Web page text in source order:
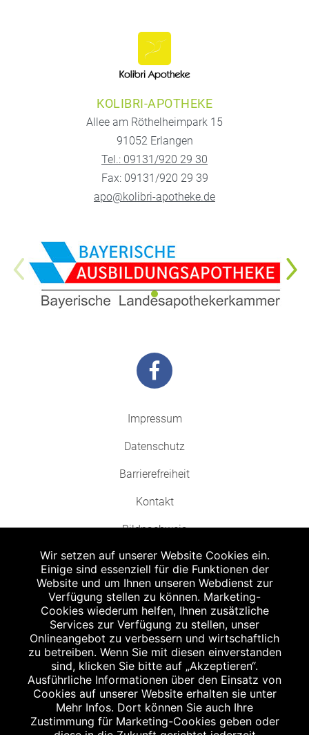
KOLIBRI-APOTHEKE
Allee am Röthelheimpark 15
91052 Erlangen
Tel.: 09131/920 29 30
Fax: 09131/920 29 39
apo@kolibri-apotheke.de
Impressum
Datenschutz
Barrierefreiheit
Kontakt
Bildnachweis
Abgabe in haushaltsüblichen Mengen, solange der Vorrat reicht. Für Druck-
und Satzfehler keine Haftung.
Zu Risiken und Nebenwirkungen lesen Sie die Packungsbeilage und fragen
Sie Ihren Arzt oder Apotheker.
Angabe nach der deutschen Arzneimitteltaxe Apothekenerstattungspreis
(AEP). Der AEP ist keine unverbindliche Preisempfehlung der Hersteller. Der
AEP ist ein von den Apotheken in Ansatz gebrachter Preis für rezeptfreie
Arzneimittel. Er entspricht in der Höhe dem für Apotheken verbindlichen
Abgabepreis, zu dem eine Apotheke in bestimmten Fällen (z.B. bei Kindern
unter 12 Jahren) das Produkt mit der gesetzlichen Krankenversicherung
abrechnet. Der AEP ist der allgemeine Erstattungspreis im Falle einer
Wir setzen auf unserer Website Cookies ein.
Einige sind essenziell für die Funktionen der
Website und um Ihnen unseren Webdienst zur
Verfügung stellen zu können. Marketing-
Cookies wiederum helfen, Ihnen zusätzliche
Services zur Verfügung zu stellen, unser
Onlineangebot zu verbessern und wirtschaftlich
zu betreiben. Wenn Sie mit diesen einverstanden
sind, klicken Sie bitte auf „Akzeptieren“.
Ausführliche Informationen über den Einsatz von
Cookies auf unserer Website erhalten sie unter
Mehr Infos. Dort können Sie auch Ihre
Zustimmung für Marketing-Cookies geben oder